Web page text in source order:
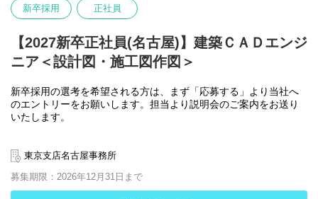
新卒採用 正社員
【2027新卒正社員(名古屋)】建築ＣＡＤエンジ
ニア＜設計図・施工図作図＞
新卒採用の選考を希望される方は、まず「応募する」より当社へ
のエントリーをお願いします。担当より説明会のご案内をお送り
いたします。
以下の書類をご郵送ください。
・履歴書
・卒業見込証明書
・成績証明書
東京支店名古屋事務所
募集期限：2026年12月31日まで